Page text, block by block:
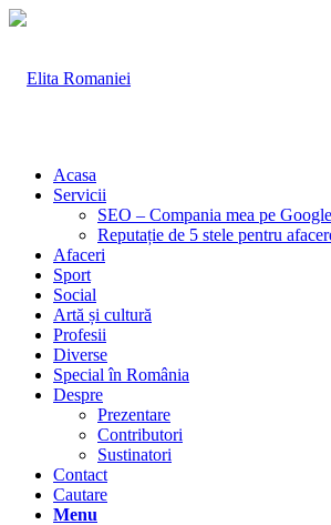
Acasa
Servicii
SEO – Compania mea pe
Reputație de 5 stele pentru
Afaceri
Sport
Social
Artă și cultură
Profesii
Diverse
Special în România
Despre
Prezentare
Contributori
Sustinatori
Contact
Cautare
Menu